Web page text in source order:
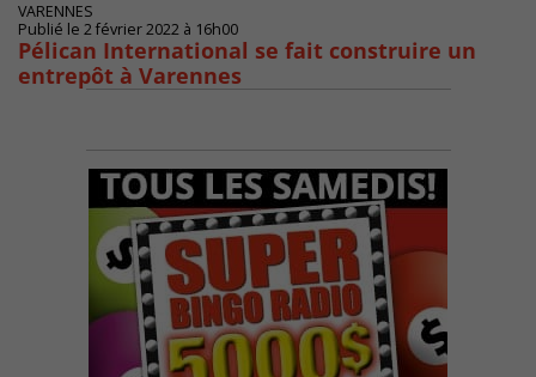
VARENNES
Publié le 2 février 2022 à 16h00
Pélican International se fait construire un
entrepôt à Varennes